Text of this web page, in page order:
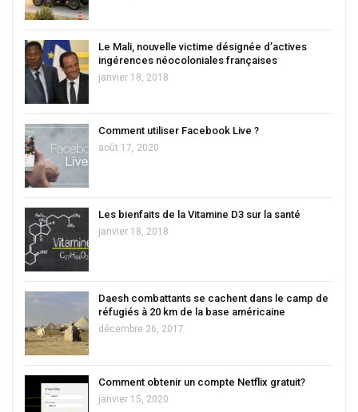
Le Mali, nouvelle victime désignée d’actives
ingérences néocoloniales françaises
janvier 18, 2018
Comment utiliser Facebook Live ?
août 17, 2020
Les bienfaits de la Vitamine D3 sur la santé
janvier 18, 2018
Daesh combattants se cachent dans le camp de
réfugiés à 20 km de la base américaine
décembre 26, 2017
Comment obtenir un compte Netflix gratuit?
janvier 15, 2020